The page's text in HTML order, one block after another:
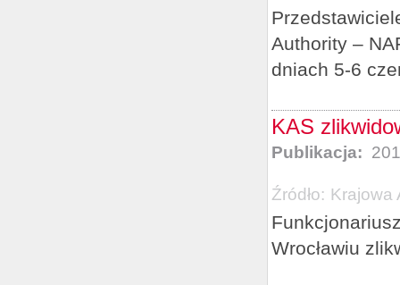
Authority –
dniach 5-6
KAS
Publikacja:
Źródło: Krajowa
Wrocławiu